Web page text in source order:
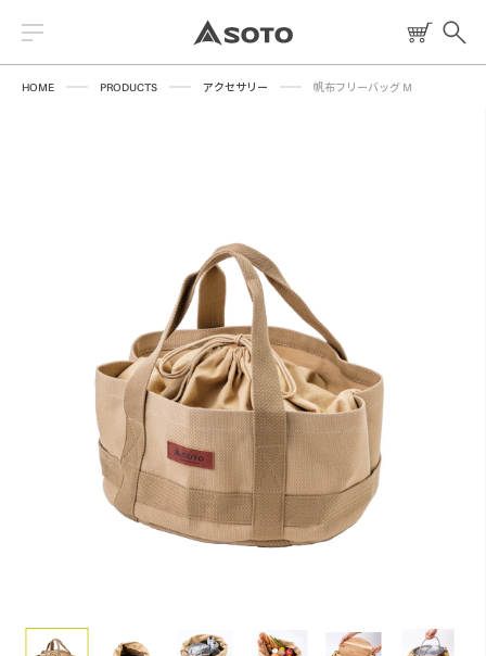
クッキングツール
テーブル・カップ・カトラリー
アクセサリー
HOME PRODUCTS アクセサリー 帆布フリーバッグ M